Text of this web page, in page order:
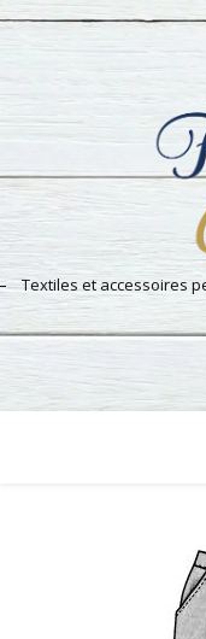
Textiles et accessoires